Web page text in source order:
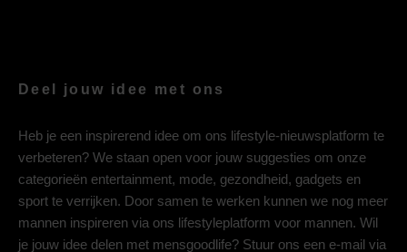
Deel jouw idee met ons
Heb je een inspirerend idee om ons lifestyle-nieuwsplatform te
verbeteren? We staan open voor jouw suggesties om onze
categorieën entertainment, mode, gezondheid, gadgets en
sport te verrijken. Door samen te werken kunnen we nog meer
mannen inspireren via ons lifestyleplatform voor mannen. Wil
je jouw idee delen met mensgoodlife? Stuur ons een e-mail via